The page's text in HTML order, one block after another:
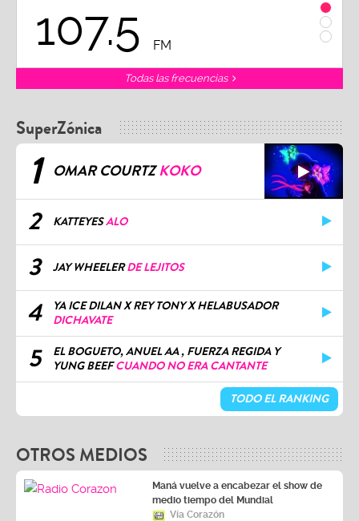
107.5 FM
Todas las frecuencias
SuperZónica
1 OMAR COURTZKOKO
2 KATTEYESALO
3 JAY WHEELERDE LEJITOS
4
YA ICE DILAN X REY TONY X HELABUSADOR
DICHAVATE
5
EL BOGUETO, ANUEL AA , FUERZA REGIDA Y
YUNG BEEFCUANDO NO ERA CANTANTE
TODO EL RANKING
OTROS MEDIOS
Maná vuelve a encabezar el show de
medio tiempo del Mundial
Vía Corazón